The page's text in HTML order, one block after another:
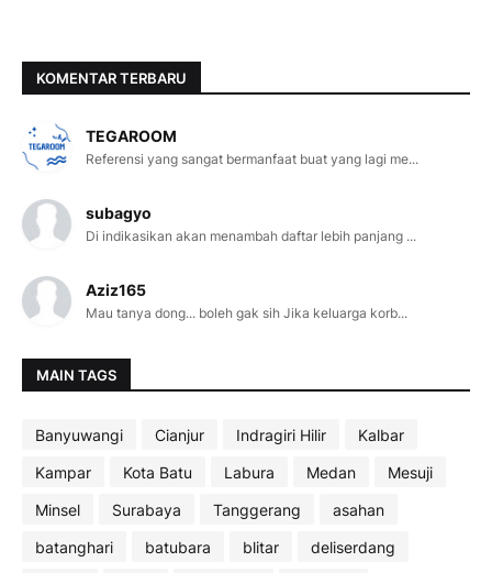
KOMENTAR TERBARU
TEGAROOM
Referensi yang sangat bermanfaat buat yang lagi me...
subagyo
Di indikasikan akan menambah daftar lebih panjang ...
Aziz165
Mau tanya dong... boleh gak sih Jika keluarga korb...
MAIN TAGS
Banyuwangi Cianjur Indragiri Hilir
Kalbar
Kampar
Kota Batu Labura Medan
Mesuji
Minsel
Surabaya Tanggerang
asahan
batanghari
batubara blitar
deliserdang